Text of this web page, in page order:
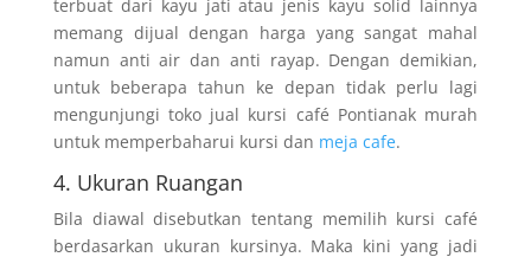
terbuat dari kayu jati atau jenis kayu solid lainnya
memang dijual dengan harga yang sangat mahal
namun anti air dan anti rayap. Dengan demikian,
untuk beberapa tahun ke depan tidak perlu lagi
mengunjungi toko jual kursi café Pontianak murah
untuk memperbaharui kursi dan meja cafe.
4. Ukuran Ruangan
Bila diawal disebutkan tentang memilih kursi café
berdasarkan ukuran kursinya. Maka kini yang jadi